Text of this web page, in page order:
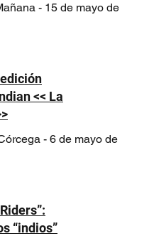
- 15 de mayo de
<< La
- 6 de mayo de
“indios”